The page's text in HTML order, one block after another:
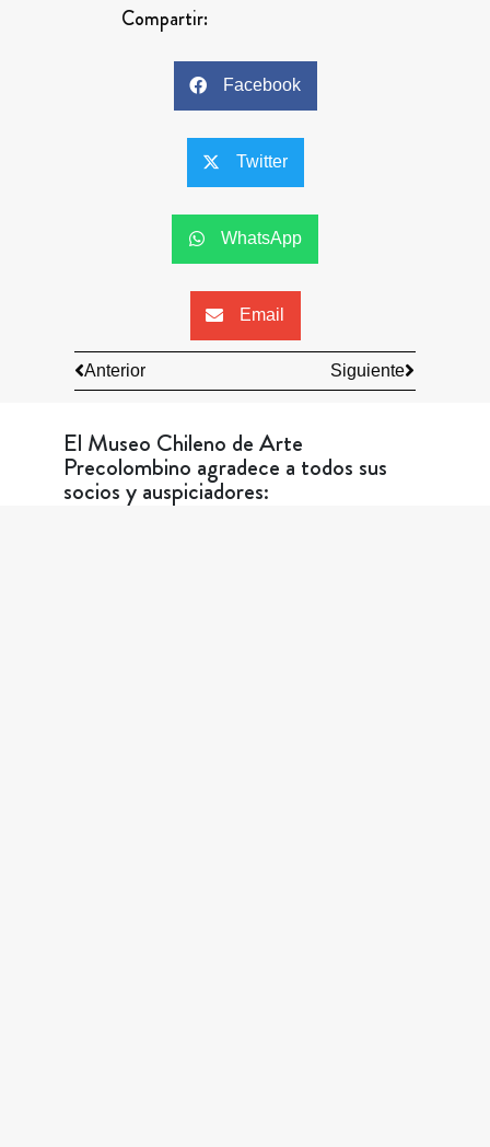
Compartir:
Facebook
Twitter
WhatsApp
Email
Anterior Siguiente
El Museo Chileno de Arte
Precolombino agradece a todos sus
socios y auspiciadores: